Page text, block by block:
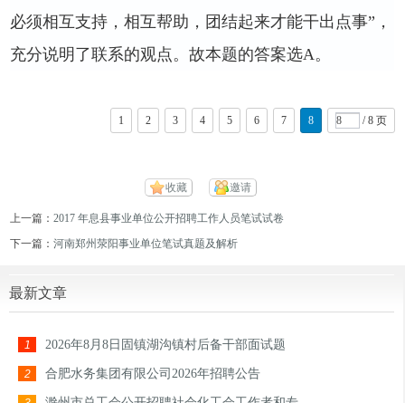
必须相互支持，相互帮助，团结起来才能干出点事”，
充分说明了联系的观点。故本题的答案选A。
1 2 3 4 5 6 7 8 / 8 页
收藏 邀请
上一篇：2017 年息县事业单位公开招聘工作人员笔试试卷
下一篇：河南郑州荥阳事业单位笔试真题及解析
最新文章
1 2026年8月8日固镇湖沟镇村后备干部面试题
2 合肥水务集团有限公司2026年招聘公告